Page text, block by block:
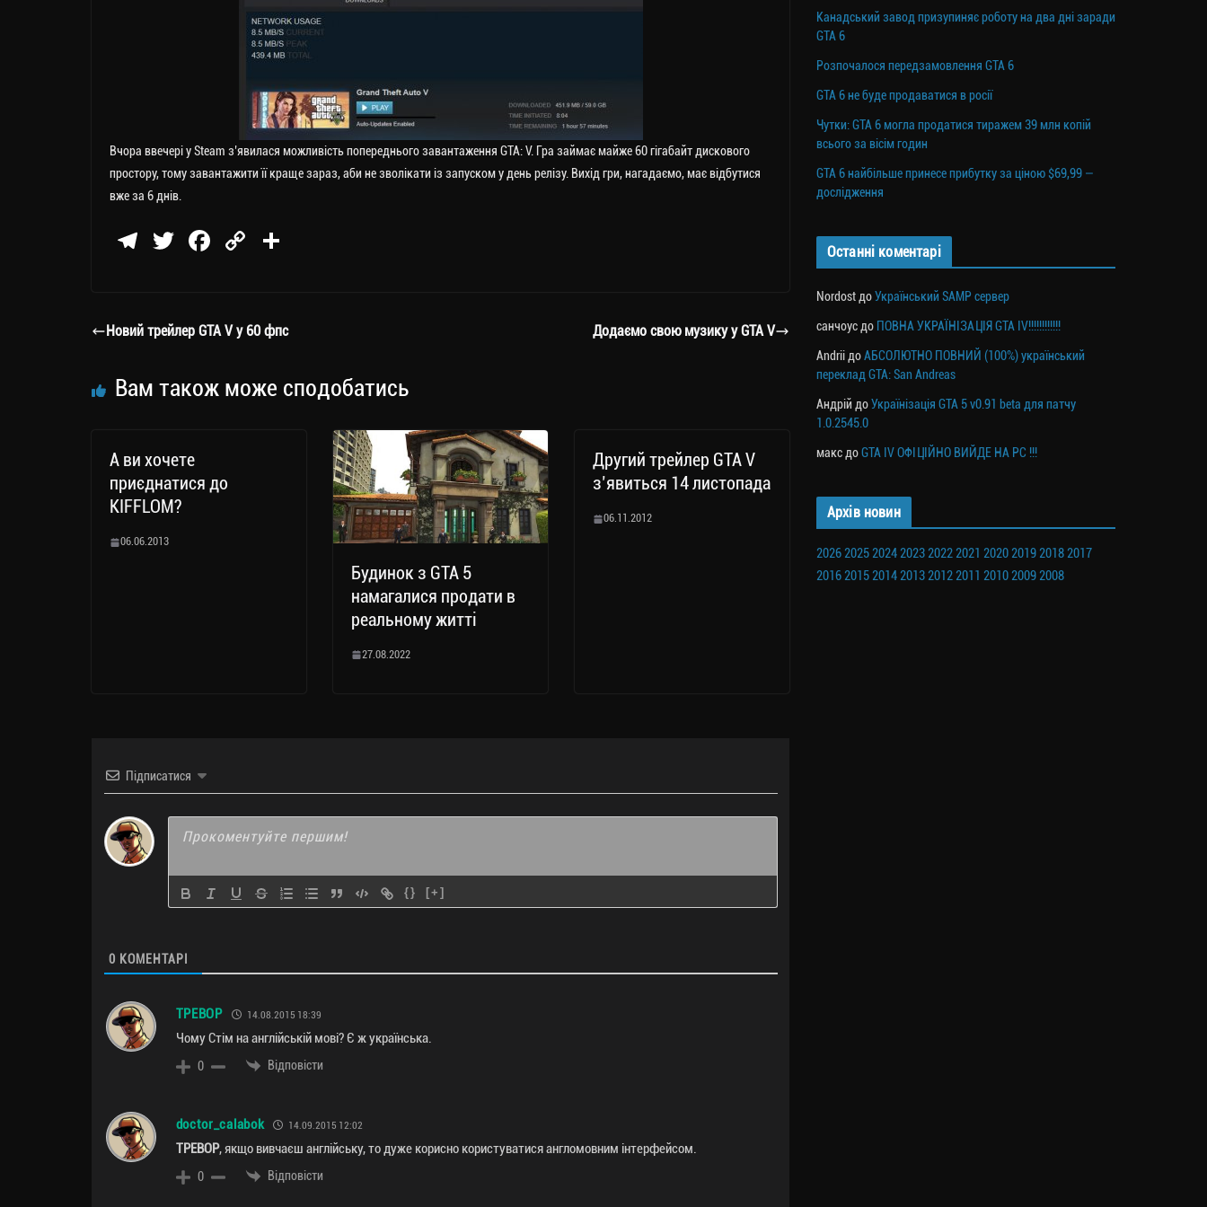
Вчора ввечері у Steam з’явилася можливість попереднього завантаження GTA: V. Гра займає майже 60 гігабайт дискового
простору, тому завантажити її краще зараз, аби не зволікати із запуском у день релізу. Вихід гри, нагадаємо, має відбутися
вже за 6 днів.
Te
a
T
er
Fa
ok
C
Li ли
ся
Новий трейлер GTA V у 60 фпс Додаємо свою музику у GTA V
Вам також може сподобатись
А ви хочете
приєднатися до
KIFFLOM?
06.06.2013
Будинок з GTA 5
намагалися продати в
реальному житті
27.08.2022
Другий трейлер GTA V
з’явиться 14 листопада
06.11.2012
Підписатися
{} [+]
0 КОМЕНТАРІ
TPEBOP 14.08.2015 18:39
Чому Стім на англійській мові? Є ж українська.
0 Відповісти
doctor_calabok 14.09.2015 12:02
TPEBOP, якщо вивчаєш англійську, то дуже корисно користуватися англомовним інтерфейсом.
0 Відповісти
Канадський завод призупиняє роботу на два дні заради
GTA 6
Розпочалося передзамовлення GTA 6
GTA 6 не буде продаватися в росії
Чутки: GTA 6 могла продатися тиражем 39 млн копій
всього за вісім годин
GTA 6 найбільше принесе прибутку за ціною $69,99 —
дослідження
Останні коментарі
Nordost доУкраїнський SAMP сервер
санчоус до ПОВНА УКРАЇНІЗАЦІЯ GTA IV!!!!!!!!!!!!
Andrii доАБСОЛЮТНО ПОВНИЙ (100%) український
переклад GTA: San Andreas
Андрій доУкраїнізація GTA 5 v0.91 beta для патчу
1.0.2545.0
макс доGTA IV ОФІЦІЙНО ВИЙДЕ НА PC !!!
Архів новин
202620252024202320222021 2020201920182017
201620152014201320122011 201020092008